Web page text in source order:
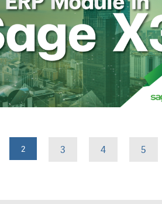
2 3 4 5